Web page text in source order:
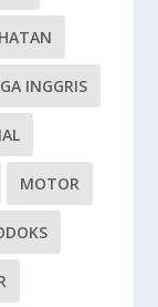
INGGRIS
MOTOR